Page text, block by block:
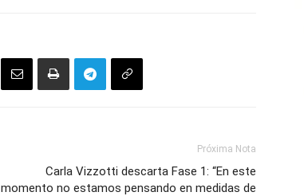
Próxima Nota
Carla Vizzotti descarta Fase 1: “En este
momento no estamos pensando en medidas de